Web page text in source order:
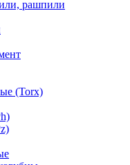
рашпили
(Torx)